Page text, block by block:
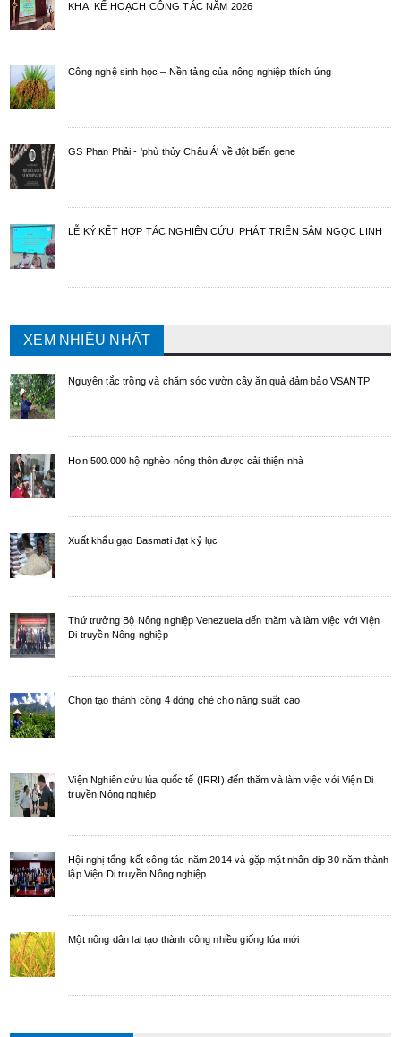
KHAI KẾ HOẠCH CÔNG TÁC NĂM 2026
Công nghệ sinh học – Nền tảng của nông nghiệp thích ứng
GS Phan Phải - 'phù thủy Châu Á' về đột biến gene
LỄ KÝ KẾT HỢP TÁC NGHIÊN CỨU, PHÁT TRIỂN SÂM NGỌC LINH
XEM NHIỀU NHẤT
Nguyên tắc trồng và chăm sóc vườn cây ăn quả đảm bảo VSANTP
Hơn 500.000 hộ nghèo nông thôn được cải thiện nhà
Xuất khẩu gạo Basmati đạt kỷ lục
Thứ trưởng Bộ Nông nghiệp Venezuela đến thăm và làm việc với Viện
Di truyền Nông nghiệp
Chọn tạo thành công 4 dòng chè cho năng suất cao
Viện Nghiên cứu lúa quốc tế (IRRI) đến thăm và làm việc với Viện Di
truyền Nông nghiệp
Hội nghị tổng kết công tác năm 2014 và gặp mặt nhân dịp 30 năm thành
lập Viện Di truyền Nông nghiệp
Một nông dân lai tạo thành công nhiều giống lúa mới